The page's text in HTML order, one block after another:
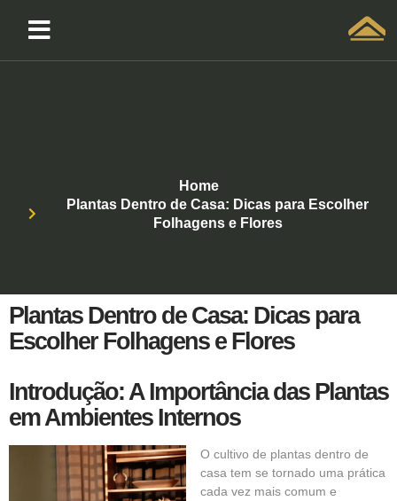
Home
Plantas Dentro de Casa: Dicas para Escolher
Folhagens e Flores
Plantas Dentro de Casa: Dicas para
Escolher Folhagens e Flores
Introdução: A Importância das Plantas
em Ambientes Internos
O cultivo de plantas dentro de
casa tem se tornado uma prática
cada vez mais comum e